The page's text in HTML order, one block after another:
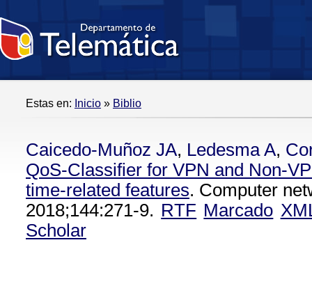
Estas en: Inicio » Biblio
Caicedo-Muñoz JA, Ledesma A,
QoS-Classifier for VPN and Non-
time-related features. Computer
2018;144:271-9. RTF Marcado
Scholar